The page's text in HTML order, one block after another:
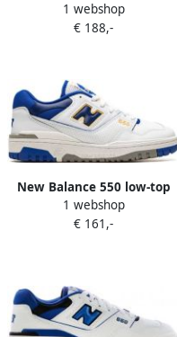
sneakers Wit
1 webshop
€ 188,-
New Balance 550 low-top
sneakers Wit
1 webshop
€ 161,-